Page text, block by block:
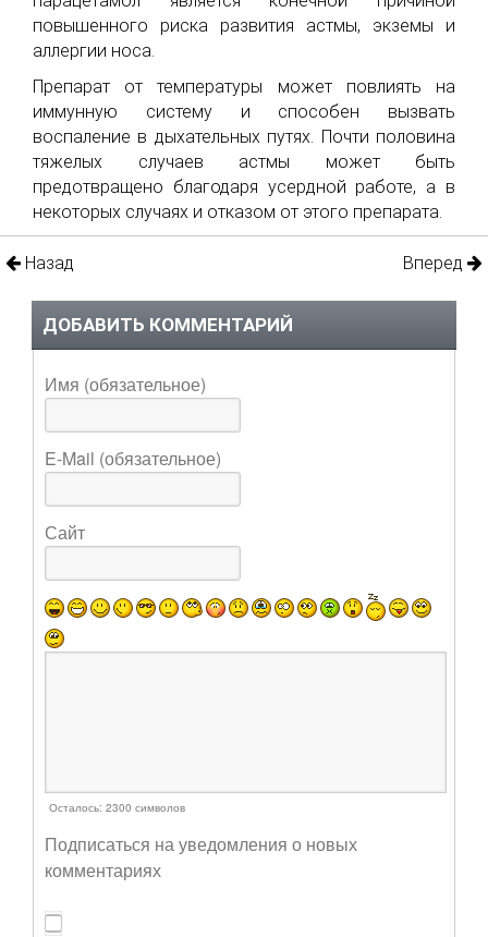
повышенного риска развития астмы, экземы и
аллергии носа.
Препарат от температуры может повлиять на
иммунную систему и способен вызвать
воспаление в дыхательных путях. Почти половина
тяжелых случаев астмы может быть
предотвращено благодаря усердной работе, а в
некоторых случаях и отказом от этого препарата.
Назад Вперед
ДОБАВИТЬ КОММЕНТАРИЙ
Имя (обязательное)
E-Mail (обязательное)
Сайт
Осталось: 2300 символов
Подписаться на уведомления о новых
комментариях